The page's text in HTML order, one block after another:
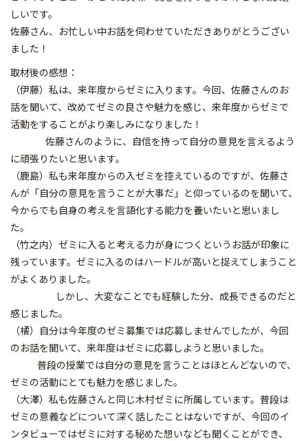
しいです。
佐藤さん、お忙しい中お話を伺わせていただきありがとうござい
ました！
取材後の感想：
（伊藤）私は、来年度からゼミに入ります。今回、佐藤さんのお
話を聞いて、改めてゼミの良さや魅力を感じ、来年度からゼミで
活動をすることがより楽しみになりました！
佐藤さんのように、自信を持って自分の意見を言えるよう
に頑張りたいと思います。
（鹿島）私も来年度からの入ゼミを控えているのですが、佐藤さ
んが「自分の意見を言うことが大事だ」と仰っているのを聞いて、
今からでも自身の考えを言語化する能力を養いたいと思いまし
た。
（竹之内）ゼミに入ると考える力が身につくというお話が印象に
残っています。ゼミに入るのはハードルが高いと捉えてしまうこと
がよくありました。
しかし、大変なことでも経験した分、成長できるのだと
感じました。
（橘）自分は今年度のゼミ募集では応募しませんでしたが、今回
のお話を聞いて、来年度はゼミに応募しようと思いました。
普段の授業では自分の意見を言うことはほとんどないので、
ゼミの活動にとても魅力を感じました。
（大澤）私も佐藤さんと同じ木村ゼミに所属しています。普段は
ゼミの意義などについて深く話したことはないですが、今回のイ
ンタビューではゼミに対する秘めた想いなども聞くことができ、